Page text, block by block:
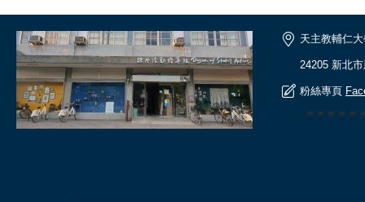
天主教輔仁
24205 新北
粉絲專頁